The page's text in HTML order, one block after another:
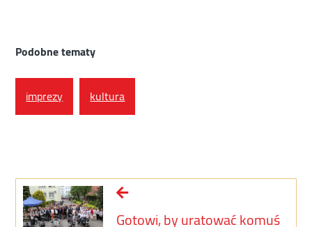
Podobne tematy
imprezy kultura
Gotowi, by uratować komuś